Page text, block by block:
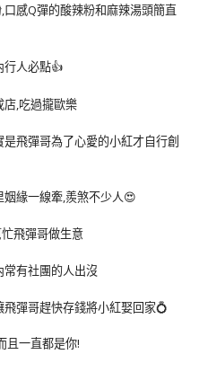
感Q彈的酸辣粉和麻辣湯頭簡直
行人必點👍
飛彈哥為了心愛的小紅才自行創
緣一線牽,羨煞不少人😍
飛彈哥做生意
有社團的人出沒
彈哥趕快存錢將小紅娶回家💍
且一直都是你!